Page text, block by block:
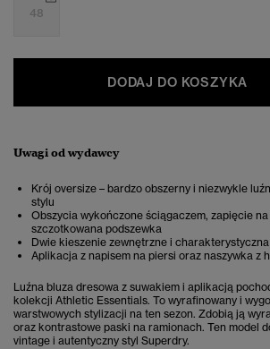
48
DODAJ DO KOSZYKA
Uwagi od wydawcy
Krój oversize – bardzo obszerny i niezwykle
stylu
Obszycia wykończone ściągaczem, zapięcie
szczotkowana podszewka
Dwie kieszenie zewnętrzne i
Aplikacja z napisem na piersi oraz naszywka z
Luźna bluza dresowa z suwakiem i aplikacją
kolekcji Athletic Essentials. To wyrafinowany i
warstwowych stylizacji na ten sezon. Zdobią ją
oraz kontrastowe paski na ramionach. Ten model
vintage i autentyczny styl Superdry.